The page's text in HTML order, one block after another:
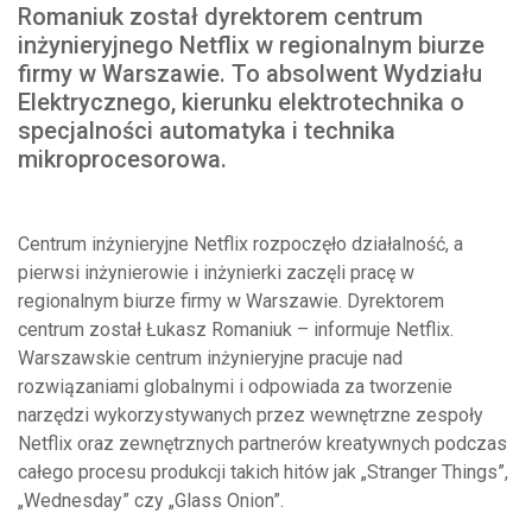
Romaniuk został dyrektorem centrum
inżynieryjnego Netflix w regionalnym biurze
firmy w Warszawie. To absolwent Wydziału
Elektrycznego, kierunku elektrotechnika o
specjalności automatyka i technika
mikroprocesorowa.
Centrum inżynieryjne Netflix rozpoczęło działalność, a
pierwsi inżynierowie i inżynierki zaczęli pracę w
regionalnym biurze firmy w Warszawie. Dyrektorem
centrum został Łukasz Romaniuk – informuje Netflix.
Warszawskie centrum inżynieryjne pracuje nad
rozwiązaniami globalnymi i odpowiada za tworzenie
narzędzi wykorzystywanych przez wewnętrzne zespoły
Netflix oraz zewnętrznych partnerów kreatywnych podczas
całego procesu produkcji takich hitów jak „Stranger Things”,
„Wednesday” czy „Glass Onion”.